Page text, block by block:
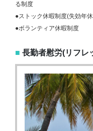
る制度
●ストック休暇制度(失効年
●ボランティア休暇制度
■ 長勤者慰労(リフレ